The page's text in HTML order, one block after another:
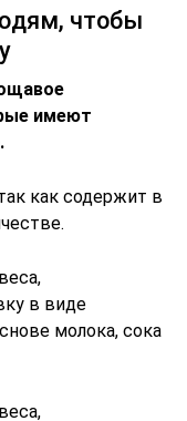
чтобы
имеют
как содержит в
в виде
молока, сока